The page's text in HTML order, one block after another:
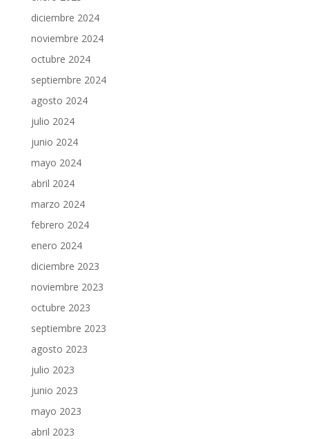
diciembre 2024
noviembre 2024
octubre 2024
septiembre 2024
agosto 2024
julio 2024
junio 2024
mayo 2024
abril 2024
marzo 2024
febrero 2024
enero 2024
diciembre 2023
noviembre 2023
octubre 2023
septiembre 2023
agosto 2023
julio 2023
junio 2023
mayo 2023
abril 2023